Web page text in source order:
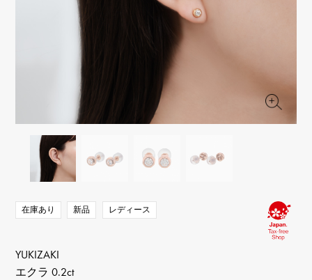
AUDEMARS PIGUET
オーデマ・ピゲ
JAEGER LE COULTRE
HARRY WINSTON
ハリー・ウィンストン
ZENITH
DUNAMIS
デュナミス
TABLE CLOCK
置き時計
ヴィンテージウォッチ
ANGLER
アングラー
ETERNITY
HIMAWARI
USED NOMBRE
ノンブル認定中古
在庫あり 新品 レディース
YUKIZAKI
エクラ 0.2ct